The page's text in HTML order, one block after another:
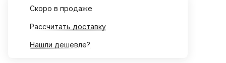
Cкоро в продаже
Рассчитать доставку
Нашли дешевле?